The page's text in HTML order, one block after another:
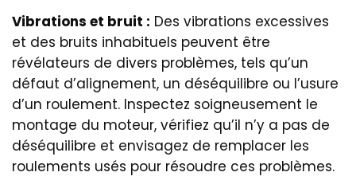
Vibrations et bruit : Des vibrations excessives
et des bruits inhabituels peuvent être
révélateurs de divers problèmes, tels qu’un
défaut d’alignement, un déséquilibre ou l’usure
d’un roulement. Inspectez soigneusement le
montage du moteur, vérifiez qu’il n’y a pas de
déséquilibre et envisagez de remplacer les
roulements usés pour résoudre ces problèmes.